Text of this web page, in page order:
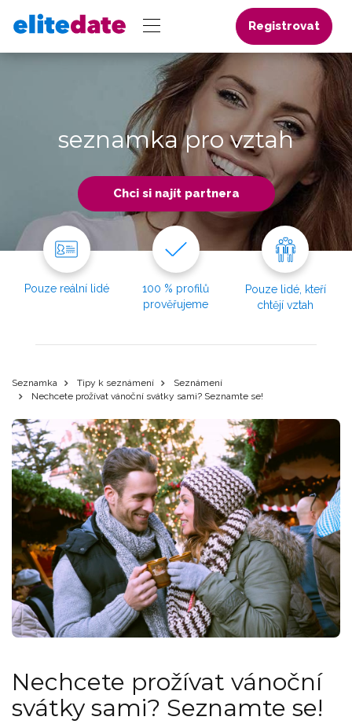
Registrovat
seznamka pro vztah
Chci si najít partnera
Pouze reální lidé
100 % profilů
prověřujeme
Pouze lidé, kteří
chtějí vztah
Seznamka Tipy k seznámení
Seznámení
Nechcete prožívat vánoční svátky sami? Seznamte se!
Nechcete prožívat vánoční
svátky sami? Seznamte se!